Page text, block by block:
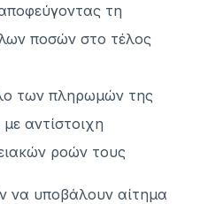
τη
ποσών στο τέλος
των πληρωμών της
αντίστοιχη
ροών τους
να υποβάλουν αίτημα